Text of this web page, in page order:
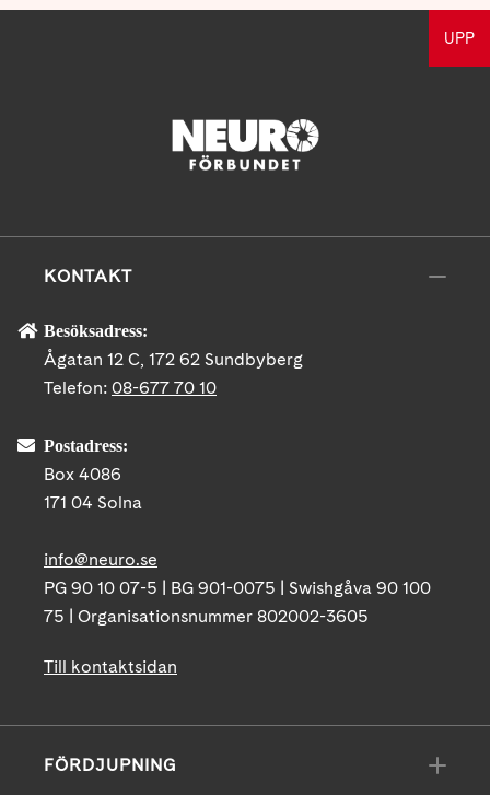
UPP
KONTAKT
Besöksadress:
Ågatan 12 C, 172 62 Sundbyberg
Telefon: 08-677 70 10
Postadress:
Box 4086
171 04 Solna
info@neuro.se
PG 90 10 07-5 | BG 901-0075 | Swishgåva 90 100
75 | Organisationsnummer 802002-3605
Till kontaktsidan
FÖRDJUPNING